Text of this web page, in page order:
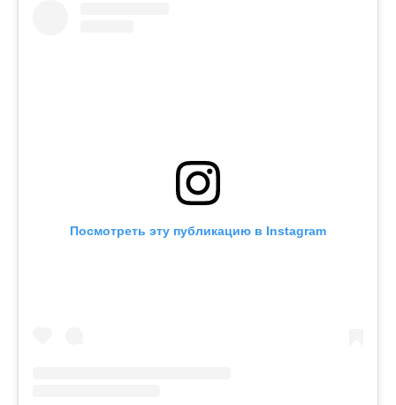
Посмотреть эту публикацию в Instagram